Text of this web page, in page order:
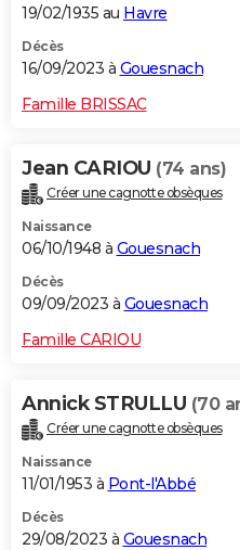
19/02/1935 au Havre
Décès
16/09/2023 à Gouesnach
Famille BRISSAC
Jean CARIOU (74 ans)
Créer une cagnotte obsèques
Naissance
06/10/1948 à Gouesnach
Décès
09/09/2023 à Gouesnach
Famille CARIOU
Annick STRULLU (70
Créer une cagnotte obsèques
Naissance
11/01/1953 à Pont-l'Abbé
Décès
29/08/2023 à Gouesnach